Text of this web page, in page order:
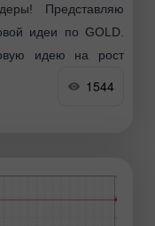
Представляю
идеи по GOLD.
идею на рост
схеме: Вчера на
1544